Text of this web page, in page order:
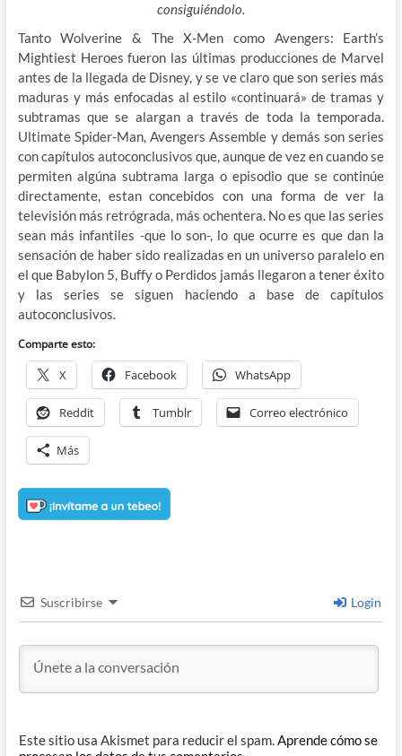
consiguiéndolo.
Tanto Wolverine & The X-Men como Avengers: Earth’s
Mightiest Heroes fueron las últimas producciones de Marvel
antes de la llegada de Disney, y se ve claro que son series más
maduras y más enfocadas al estilo «continuará» de tramas y
subtramas que se alargan a través de toda la temporada.
Ultimate Spider-Man, Avengers Assemble y demás son series
con capítulos autoconclusivos que, aunque de vez en cuando se
permiten algúna subtrama larga o episodio que se continúe
directamente, estan concebidos con una forma de ver la
televisión más retrógrada, más ochentera. No es que las series
sean más infantiles -que lo son-, lo que ocurre es que dan la
sensación de haber sido realizadas en un universo paralelo en
el que Babylon 5, Buffy o Perdidos jamás llegaron a tener éxito
y las series se siguen haciendo a base de capítulos
autoconclusivos.
Comparte esto:
X Facebook WhatsApp
Reddit Tumblr Correo electrónico
Más
Suscribirse Login
Este sitio usa Akismet para reducir el spam.Aprende cómo se